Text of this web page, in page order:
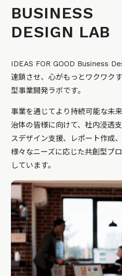
BUSINESS
DESIGN LAB
IDEAS FOR GOOD Business
連鎖させ、心がもっとワクワク
型事業開発ラボです。
事業を通じてより持続可能な未
治体の皆様に向けて、社内浸透
スデザイン支援、レポート作成
様々なニーズに応じた共創型プ
しています。